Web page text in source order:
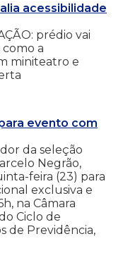
acessibilidade
prédio vai
a
miniteatro e
evento com
da seleção
Negrão,
feira (23) para
exclusiva e
na Câmara
Ciclo de
de Previdência,